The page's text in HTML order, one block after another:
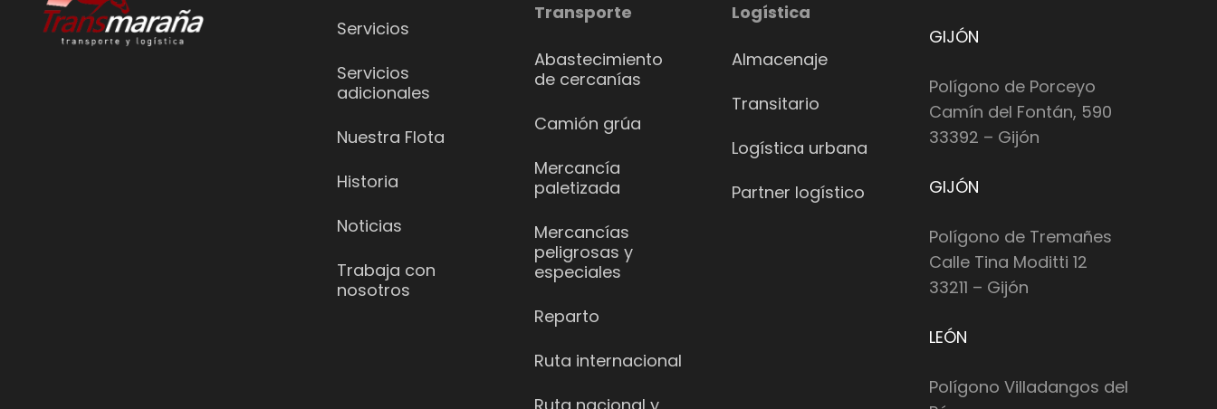
Servicios
Servicios
adicionales
Nuestra Flota
Historia
Noticias
Trabaja con
nosotros
Transporte
Abastecimiento
de cercanías
Camión grúa
Mercancía
paletizada
Mercancías
peligrosas y
especiales
Reparto
Ruta internacional
Logística
Almacenaje
Transitario
Logística urbana
Partner logístico
GIJÓN
Polígono de Porceyo
Camín del Fontán, 590
33392 – Gijón
GIJÓN
Polígono de Tremañes
Calle Tina Moditti 12
33211 – Gijón
LEÓN
Polígono Villadangos del